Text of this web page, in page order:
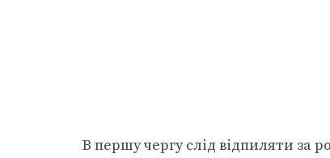
В першу чергу слід відпиляти за